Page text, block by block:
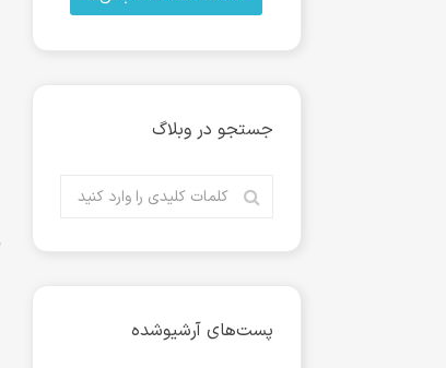
جستجو در وبلاگ
پست‌های آرشیوشده